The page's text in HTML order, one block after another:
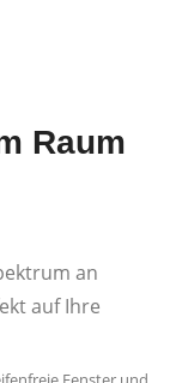
Raum
an
auf Ihre